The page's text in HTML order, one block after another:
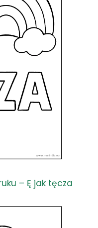
– Ę jak tęcza